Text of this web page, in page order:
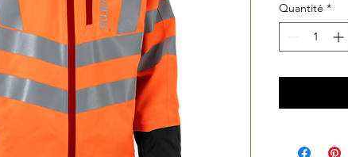
Quantité *